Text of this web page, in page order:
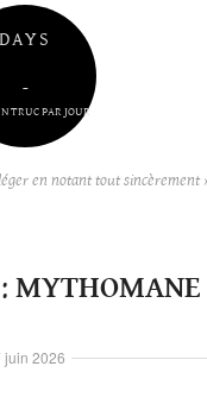
DAYS
–
TRUC PAR JOUR
en notant tout sincèrement
MYTHOMANE
juin 2026